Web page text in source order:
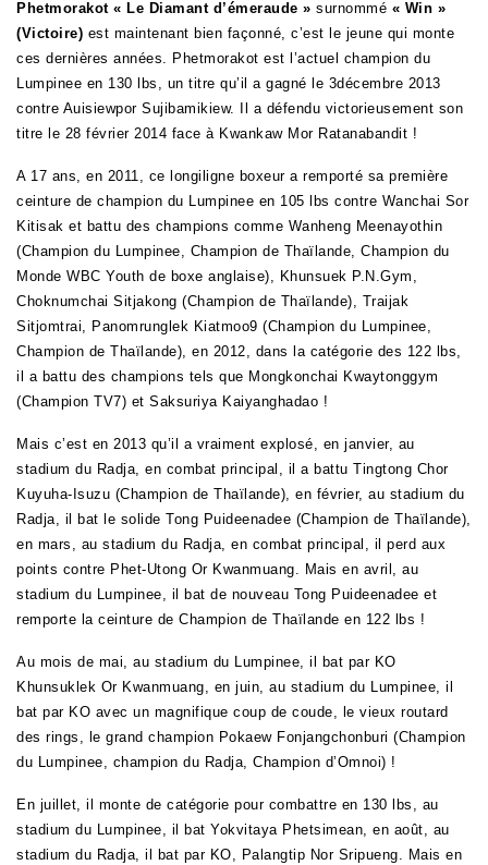
Phetmorakot « Le Diamant d’émeraude » surnommé « Win »
(Victoire) est maintenant bien façonné, c’est le jeune qui monte
ces dernières années. Phetmorakot est l’actuel champion du
Lumpinee en 130 lbs, un titre qu’il a gagné le 3décembre 2013
contre Auisiewpor Sujibamikiew. Il a défendu victorieusement son
titre le 28 février 2014 face à Kwankaw Mor Ratanabandit !
A 17 ans, en 2011, ce longiligne boxeur a remporté sa première
ceinture de champion du Lumpinee en 105 lbs contre Wanchai Sor
Kitisak et battu des champions comme Wanheng Meenayothin
(Champion du Lumpinee, Champion de Thaïlande, Champion du
Monde WBC Youth de boxe anglaise), Khunsuek P.N.Gym,
Choknumchai Sitjakong (Champion de Thaïlande), Traijak
Sitjomtrai, Panomrunglek Kiatmoo9 (Champion du Lumpinee,
Champion de Thaïlande), en 2012, dans la catégorie des 122 lbs,
il a battu des champions tels que Mongkonchai Kwaytonggym
(Champion TV7) et Saksuriya Kaiyanghadao !
Mais c’est en 2013 qu’il a vraiment explosé, en janvier, au
stadium du Radja, en combat principal, il a battu Tingtong Chor
Kuyuha-Isuzu (Champion de Thaïlande), en février, au stadium du
Radja, il bat le solide Tong Puideenadee (Champion de Thaïlande),
en mars, au stadium du Radja, en combat principal, il perd aux
points contre Phet-Utong Or Kwanmuang. Mais en avril, au
stadium du Lumpinee, il bat de nouveau Tong Puideenadee et
remporte la ceinture de Champion de Thaïlande en 122 lbs !
Au mois de mai, au stadium du Lumpinee, il bat par KO
Khunsuklek Or Kwanmuang, en juin, au stadium du Lumpinee, il
bat par KO avec un magnifique coup de coude, le vieux routard
des rings, le grand champion Pokaew Fonjangchonburi (Champion
du Lumpinee, champion du Radja, Champion d’Omnoi) !
En juillet, il monte de catégorie pour combattre en 130 lbs, au
stadium du Lumpinee, il bat Yokvitaya Phetsimean, en août, au
stadium du Radja, il bat par KO, Palangtip Nor Sripueng. Mais en